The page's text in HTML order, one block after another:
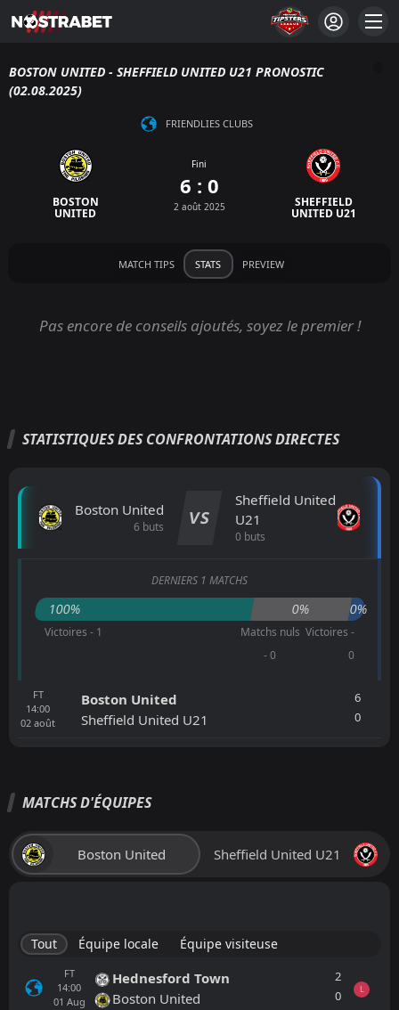
BOSTON UNITED - SHEFFIELD UNITED U21 PRONOSTIC
(02.08.2025)
FRIENDLIES CLUBS
BOSTON
UNITED
Fini
6 : 0
2 août 2025 SHEFFIELD
UNITED U21
MATCH TIPS STATS PREVIEW
Pas encore de conseils ajoutés, soyez le premier !
STATISTIQUES DES CONFRONTATIONS DIRECTES
Boston United
6 buts VS
Sheffield United
U21
0 buts
DERNIERS 1 MATCHS
100% 0% 0%
Victoires - 1
Matchs nuls
- 0
Victoires -
0
FT
14:00
02 août
Boston United
Sheffield United U21
6
0
MATCHS D'ÉQUIPES
Boston United Sheffield United U21
Tout Équipe locale Équipe visiteuse
FT
14:00
01 Aug
Hednesford Town
Boston United
2
0
L